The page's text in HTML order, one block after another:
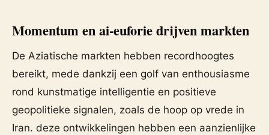
Momentum en ai-euforie drijven markten
De Aziatische markten hebben recordhoogtes
bereikt, mede dankzij een golf van enthousiasme
rond kunstmatige intelligentie en positieve
geopolitieke signalen, zoals de hoop op vrede in
Iran. deze ontwikkelingen hebben een aanzienlijke